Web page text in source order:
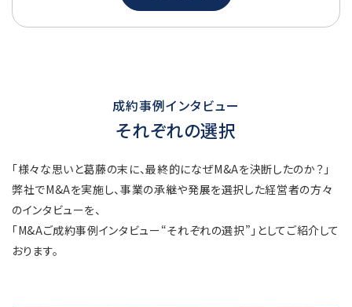
成約事例インタビュー
それぞれの選択
「様々な思いと葛藤の末に、最終的になぜM&Aを決断したのか？」
弊社でM&Aを実施し、事業の承継や発展を選択した経営者の方々
のインタビューを、
「M&Aご成約事例インタビュー“それぞれの選択”」としてご紹介して
おります。